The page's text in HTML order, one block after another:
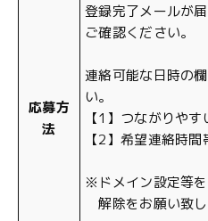
応募方
法
登録完了メールが
ご確認ください。
連絡可能な日時の
い。
【1】つながりや
【2】希望連絡時間
※ドメイン設定等
解除をお願い致し